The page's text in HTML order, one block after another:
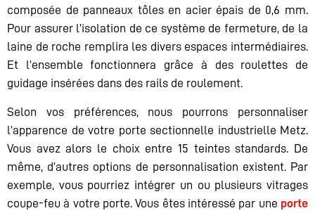
composée de panneaux tôles en acier épais de 0,6 mm.
Pour assurer l’isolation de ce système de fermeture, de la
laine de roche remplira les divers espaces intermédiaires.
Et l’ensemble fonctionnera grâce à des roulettes de
guidage insérées dans des rails de roulement.
Selon vos préférences, nous pourrons personnaliser
l’apparence de votre porte sectionnelle industrielle Metz.
Vous avez alors le choix entre 15 teintes standards. De
même, d’autres options de personnalisation existent. Par
exemple, vous pourriez intégrer un ou plusieurs vitrages
coupe-feu à votre porte. Vous êtes intéressé par une porte